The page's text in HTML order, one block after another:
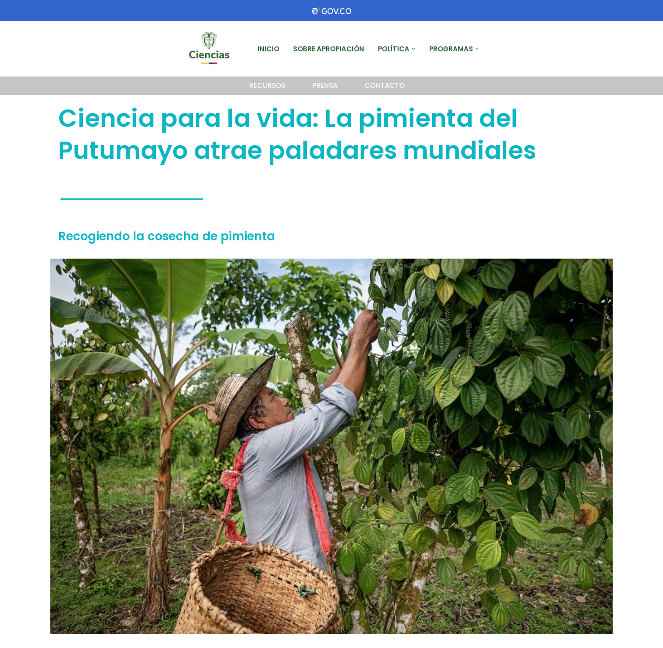
INICIO SOBRE APROPIACIÓN POLÍTICA PROGRAMAS
RECURSOS PRENSA CONTACTO
Ciencia para la vida: La pimienta del
Putumayo atrae paladares mundiales
Recogiendo la cosecha de pimienta